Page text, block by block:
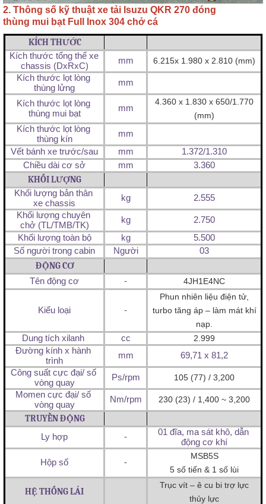
2. Thông số kỹ thuật xe tải Isuzu QKR 270 đóng
thùng mui bạt Full Inox 304 chở cá
KÍCH THƯỚC
Kích thước tổng thể xe
chassis (DxRxC)
mm
6.215x 1.980 x 2.810 (mm)
Kích thước lọt lòng
thùng lửng
mm
Kích thước lọt lòng
thùng mui bạt
mm
4.360 x 1.830 x 650/1.770
(mm)
Kích thước lọt lòng
thùng kín
mm
Vết bánh xe trước/sau
mm
1.372/1.310
Chiều dài cơ sở
mm 3.360
KHỐI LƯỢNG
Khối lượng bản thân
xe chassis
kg
2.555
Khối lượng chuyên
chở (TL/TMB/TK)
kg
2.750
Khối lượng toàn bộ
kg
5.500
Số người trong cabin
Người 03
ĐỘNG CƠ
Tên động cơ - 4JH1E4NC
Kiểu loại -
Phun nhiên liệu điện tử,
turbo tăng áp – làm mát khí
nạp.
Dung tích xilanh
cc
2.999
Đường kính x hành
trình
mm
69,71 x 81,2
Công suất cực đại/ số
vòng quay
Ps/rpm
105 (77) / 3,200
Momen cực đại/ số
vòng quay
Nm/rpm 230 (23) / 1,400 ~ 3,200
TRUYỀN ĐỘNG
Ly hợp -
01 đĩa, ma sát khô, dẫn
động cơ khí
Hộp số -
MSB5S
5 số tiến & 1 số lùi
HỆ THỐNG LÁI
Trục vít – ê cu bi trợ lực
thủy lực